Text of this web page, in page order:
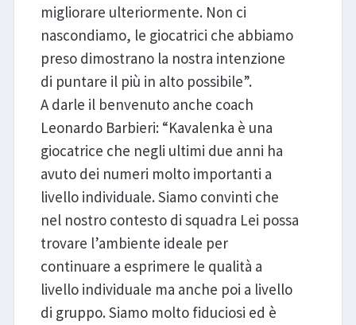
migliorare ulteriormente. Non ci
nascondiamo, le giocatrici che abbiamo
preso dimostrano la nostra intenzione
di puntare il più in alto possibile”.
A darle il benvenuto anche coach
Leonardo Barbieri: “Kavalenka è una
giocatrice che negli ultimi due anni ha
avuto dei numeri molto importanti a
livello individuale. Siamo convinti che
nel nostro contesto di squadra Lei possa
trovare l’ambiente ideale per
continuare a esprimere le qualità a
livello individuale ma anche poi a livello
di gruppo. Siamo molto fiduciosi ed è